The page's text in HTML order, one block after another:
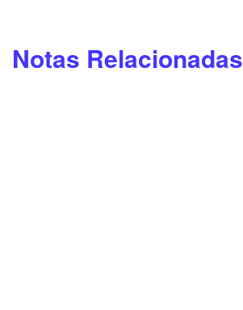
Notas Relacionadas